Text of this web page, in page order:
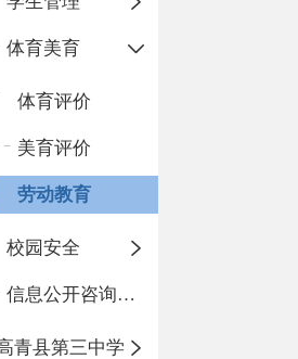
体育美育
体育评价
美育评价
劳动教育
校园安全
信息公开咨询指南
青县第三中学